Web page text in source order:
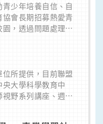
少年培養自信、自
會長期招募熱愛青
，透過問題處理、
、展現熱誠的生命
所提供，目前聯盟
大學科學教育中
野系列講座、週日
。